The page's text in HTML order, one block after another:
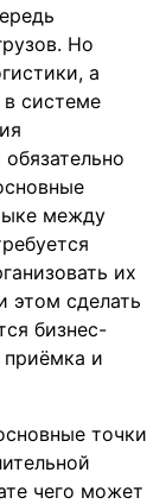
Но
а
системе
между
их
этом сделать
бизнес-
приёмка и
точки
чего может